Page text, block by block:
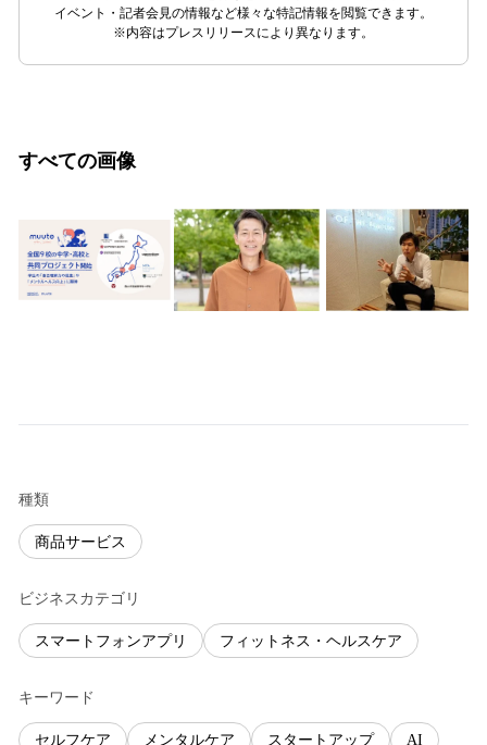
イベント・記者会見の情報など様々な特記情報を閲覧できます。
※内容はプレスリリースにより異なります。
すべての画像
種類
商品サービス
ビジネスカテゴリ
スマートフォンアプリ フィットネス・ヘルスケア
キーワード
セルフケア メンタルケア スタートアップ AI